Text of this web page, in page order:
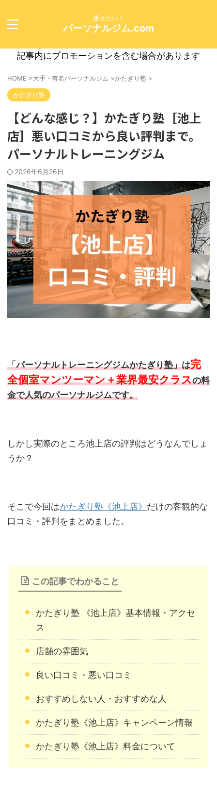
痩せたい！
パーソナルジム.com
記事内にプロモーションを含む場合があります
HOME >大手・有名パーソナルジム >かたぎり塾 >
かたぎり塾
【どんな感じ？】かたぎり塾［池上
店］悪い口コミから良い評判まで。
パーソナルトレーニングジム
2026年6月26日
「パーソナルトレーニングジムかたぎり塾」は完
全個室マンツーマン＋業界最安クラスの料
金で人気のパーソナルジムです。
しかし実際のところ池上店の評判はどうなんでしょ
うか？
そこで今回はかたぎり塾《池上店》 だけの客観的な
口コミ・評判をまとめました。
この記事でわかること
かたぎり塾 《池上店》基本情報・アクセ
ス
店舗の雰囲気
良い口コミ・悪い口コミ
おすすめしない人・おすすめな人
かたぎり塾《池上店》キャンペーン情報
かたぎり塾《池上店》料金について